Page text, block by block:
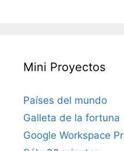
Mini Proyectos
Países del mundo
Galleta de la fortuna
Google Workspace